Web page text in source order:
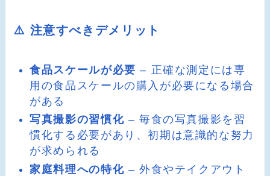
⚠️ 注意すべきデメリット
食品スケールが必要 – 正確な測定には専
用の食品スケールの購入が必要になる場合
がある
写真撮影の習慣化 – 毎食の写真撮影を習
慣化する必要があり、初期は意識的な努力
が求められる
家庭料理への特化 – 外食やテイクアウト